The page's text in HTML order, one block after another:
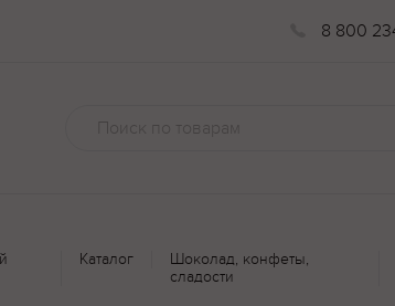
8 800
Каталог
Шоколад, конфеты,
сладости